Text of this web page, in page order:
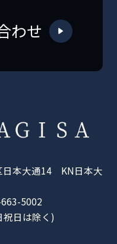
わせ
日本大通14 KN日本大
5002
祝日は除く)